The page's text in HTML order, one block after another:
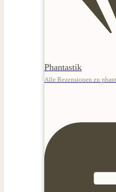
Phantastik
Alle Rezensionen zu